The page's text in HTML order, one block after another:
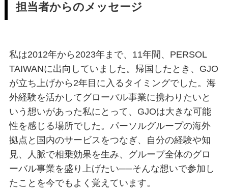
担当者からのメッセージ
私は2012年から2023年まで、11年間、PERSOL
TAIWANに出向していました。帰国したとき、GJO
が立ち上げから2年目に入るタイミングでした。海
外経験を活かしてグローバル事業に携わりたいと
いう想いがあった私にとって、GJOは大きな可能
性を感じる場所でした。パーソルグループの海外
拠点と国内のサービスをつなぎ、自分の経験や知
見、人脈で相乗効果を生み、グループ全体のグロ
ーバル事業を盛り上げたい──そんな想いで参加し
たことを今でもよく覚えています。